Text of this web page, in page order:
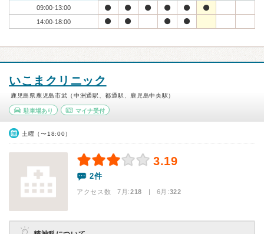
09:00-13:00
14:00-18:00
いこまクリニック
鹿児島県鹿児島市武（中洲通駅、都通駅、鹿児島中央駅）
駐車場あり マイナ受付
土曜（〜18:00）
3.19
2件
アクセス数 7月:218 | 6月:322